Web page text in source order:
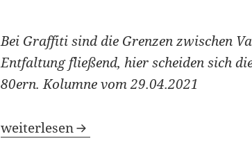
Bei Graffiti sind die Grenzen zwischen
Entfaltung fließend, hier scheiden sich
80ern. Kolumne vom 29.04.2021
Zwischen Vandalismus und Kunst
weiterlesen